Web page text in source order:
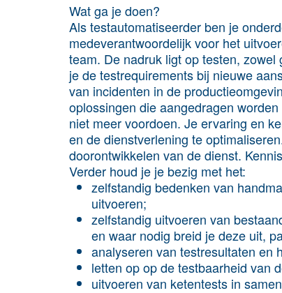
Wat ga je doen?
Als testautomatiseerder ben je
medeverantwoordelijk voor het
team. De nadruk ligt op testen,
je de testrequirements bij nieuwe
van incidenten in de
oplossingen die aangedragen
niet meer voordoen. Je ervaring en
en de dienstverlening te
doorontwikkelen van de dienst.
Verder houd je je bezig met het:
zelfstandig bedenken van
uitvoeren;
zelfstandig uitvoeren van
en waar nodig breid je deze uit,
analyseren van testresultaten en
letten op op de testbaarheid van
uitvoeren van ketentests in